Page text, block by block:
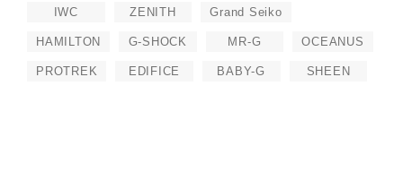
IWC ZENITH Grand Seiko
HAMILTON G-SHOCK MR-G OCEANUS
PROTREK EDIFICE BABY-G SHEEN